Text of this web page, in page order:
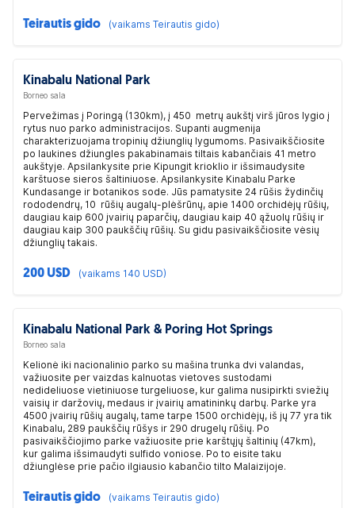
Teirautis gido (vaikams Teirautis gido)
Kinabalu National Park
Borneo sala
Pervežimas į Poringą (130km), į 450 metrų aukštį virš jūros lygio į
rytus nuo parko administracijos. Supanti augmenija
charakterizuojama tropinių džiunglių lygumoms. Pasivaikščiosite
po laukines džiungles pakabinamais tiltais kabančiais 41 metro
aukštyje. Apsilankysite prie Kipungit krioklio ir išsimaudysite
karštuose sieros šaltiniuose. Apsilankysite Kinabalu Parke
Kundasange ir botanikos sode. Jūs pamatysite 24 rūšis žydinčių
rododendrų, 10 rūšių augalų-plėšrūnų, apie 1400 orchidėjų rūšių,
daugiau kaip 600 įvairių paparčių, daugiau kaip 40 ąžuolų rūšių ir
daugiau kaip 300 paukščių rūšių. Su gidu pasivaikščiosite vėsių
džiunglių takais.
200 USD (vaikams 140 USD)
Kinabalu National Park & Poring Hot Springs
Borneo sala
Kelionė iki nacionalinio parko su mašina trunka dvi valandas,
važiuosite per vaizdas kalnuotas vietoves sustodami
nedideliuose vietiniuose turgeliuose, kur galima nusipirkti sviežių
vaisių ir daržovių, medaus ir įvairių amatininkų darbų. Parke yra
4500 įvairių rūšių augalų, tame tarpe 1500 orchidėjų, iš jų 77 yra tik
Kinabalu, 289 paukščių rūšys ir 290 drugelų rūšių. Po
pasivaikščiojimo parke važiuosite prie karštųjų šaltinių (47km),
kur galima išsimaudyti sulfido voniose. Po to eisite taku
džiunglėse prie pačio ilgiausio kabančio tilto Malaizijoje.
Teirautis gido (vaikams Teirautis gido)